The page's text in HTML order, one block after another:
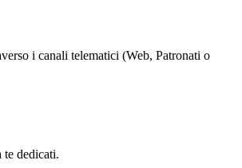
i canali telematici (Web, Patronati o
te dedicati.